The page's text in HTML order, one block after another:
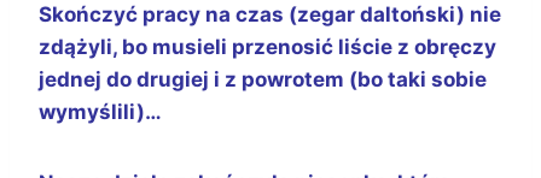
Skończyć pracy na czas (zegar daltoński) nie
zdążyli, bo musieli przenosić liście z obręczy
jednej do drugiej i z powrotem (bo taki sobie
wymyślili)…